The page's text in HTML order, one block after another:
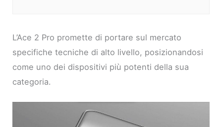
L’Ace 2 Pro promette di portare sul mercato
specifiche tecniche di alto livello, posizionandosi
come uno dei dispositivi più potenti della sua
categoria.